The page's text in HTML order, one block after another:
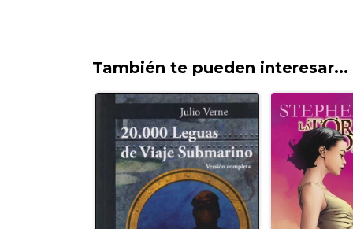
También te pueden interesar...